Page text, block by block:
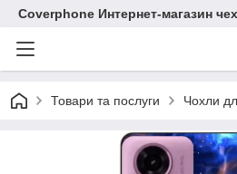
Coverphone Интернет-магазин
Товари та послуги Чохли